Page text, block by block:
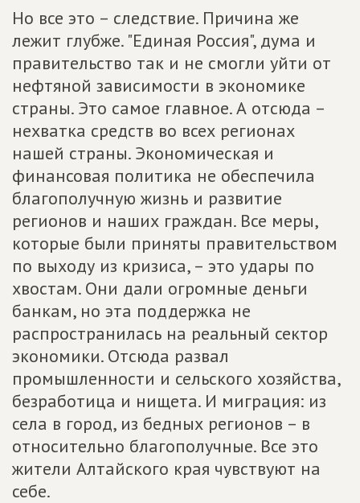
Но все это – следствие. Причина же
лежит глубже. "Единая Россия", дума и
правительство так и не смогли уйти от
нефтяной зависимости в экономике
страны. Это самое главное. А отсюда –
нехватка средств во всех регионах
нашей страны. Экономическая и
финансовая политика не обеспечила
благополучную жизнь и развитие
регионов и наших граждан. Все меры,
которые были приняты правительством
по выходу из кризиса, – это удары по
хвостам. Они дали огромные деньги
банкам, но эта поддержка не
распространилась на реальный сектор
экономики. Отсюда развал
промышленности и сельского хозяйства,
безработица и нищета. И миграция: из
села в город, из бедных регионов – в
относительно благополучные. Все это
жители Алтайского края чувствуют на
себе.